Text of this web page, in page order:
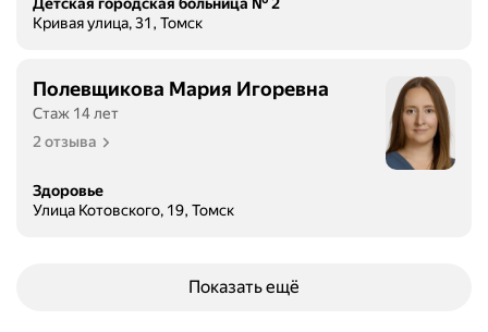
Детская городская больница № 2
Кривая улица, 31, Томск
Полевщикова Мария Игоревна
Стаж 14 лет
2 отзыва
Здоровье
Улица Котовского, 19, Томск
Показать ещё